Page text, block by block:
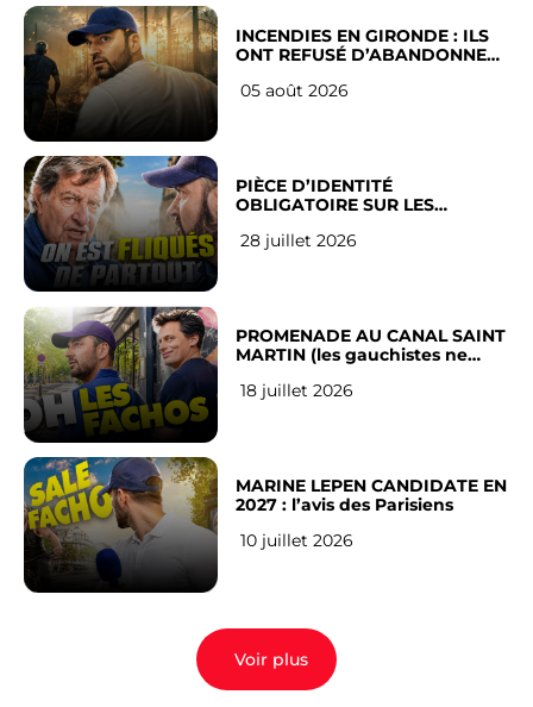
INCENDIES EN GIRONDE : ILS
ONT REFUSÉ D’ABANDONNER
05 août 2026
PIÈCE D’IDENTITÉ
OBLIGATOIRE SUR LES
Français
28 juillet 2026
PROMENADE AU CANAL SAINT
MARTIN (les gauchistes ne
18 juillet 2026
MARINE LEPEN CANDIDATE EN
2027 : l’avis des Parisiens
10 juillet 2026
Voir plus